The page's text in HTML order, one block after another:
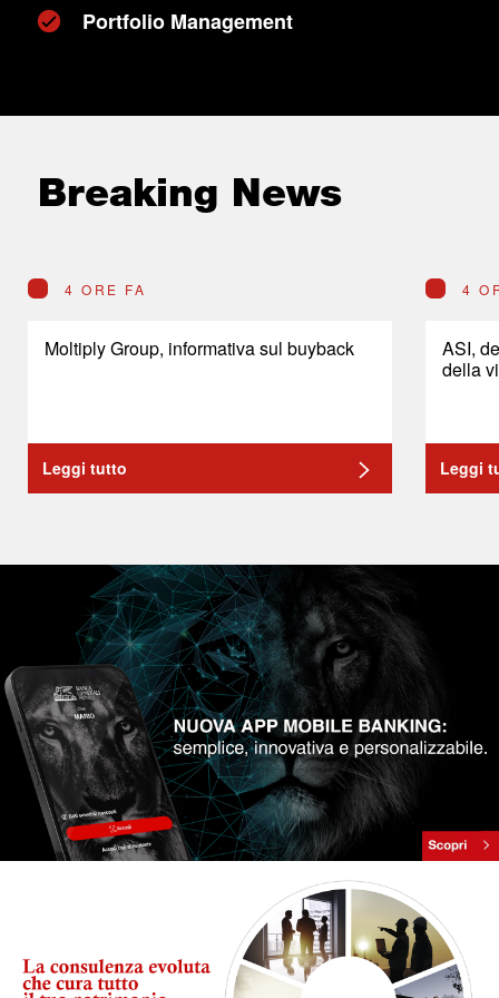
Portfolio Management
Breaking News
4 ORE FA
Moltiply Group, informativa sul buyback
Leggi tutto
4
ASI,
della
Leggi